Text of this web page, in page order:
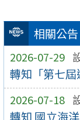
相關公告
2026-07-29
轉知「第七
2026-07-18
轉知 國立海